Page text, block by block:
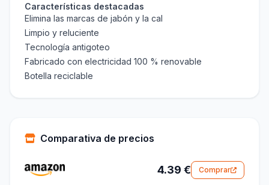
Características destacadas
Elimina las marcas de jabón y la cal
Limpio y reluciente
Tecnología antigoteo
Fabricado con electricidad 100 % renovable
Botella reciclable
Comparativa de precios
4.39 € Comprar